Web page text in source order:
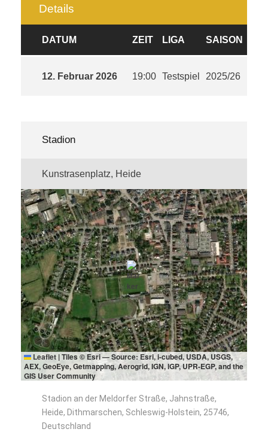
Details
DATUM ZEIT LIGA SAISON
12. Februar 2026 19:00 Testspiel 2025/26
Stadion
Kunstrasenplatz, Heide
Leaflet |Tiles © Esri — Source: Esri, i-cubed, USDA, USGS,
AEX, GeoEye, Getmapping, Aerogrid, IGN, IGP, UPR-EGP, and the
GIS User Community
Stadion an der Meldorfer Straße, Jahnstraße,
Heide, Dithmarschen, Schleswig-Holstein, 25746,
Deutschland